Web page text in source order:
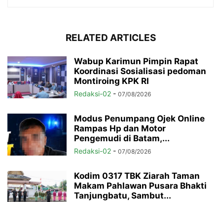
RELATED ARTICLES
Wabup Karimun Pimpin Rapat
Koordinasi Sosialisasi pedoman
Montiroing KPK RI
Redaksi-02 - 07/08/2026
Modus Penumpang Ojek Online
Rampas Hp dan Motor
Pengemudi di Batam,...
Redaksi-02 - 07/08/2026
Kodim 0317 TBK Ziarah Taman
Makam Pahlawan Pusara Bhakti
Tanjungbatu, Sambut...